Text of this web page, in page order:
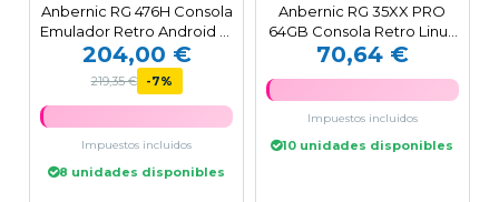
Anbernic RG 476H Consola
Emulador Retro Android 13
Pantalla 4.7"...
204,00 €
219,35 € -7%
Impuestos incluidos
8 unidades disponibles
Anbernic RG 35XX PRO
64GB Consola Retro Linux
64 Bits Pantalla 3,5"...
70,64 €
Impuestos incluidos
10 unidades disponibles